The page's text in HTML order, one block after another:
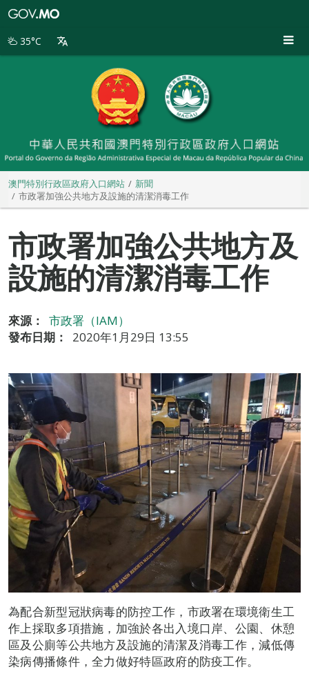
別
35°C
澳門特別行政區政府入口網站
新聞
市政署加強公共地方及設施的清潔消毒工作
市政署加強公共地方及
設施的清潔消毒工作
來源：
市政署（IAM）
發布日期：
2020年1月29日 13:55
為配合新型冠狀病毒的防控工作，市政署在環境衛生工
作上採取多項措施，加強於各出入境口岸、公園、休憩
區及公廁等公共地方及設施的清潔及消毒工作，減低傳
染病傳播條件，全力做好特區政府的防疫工作。